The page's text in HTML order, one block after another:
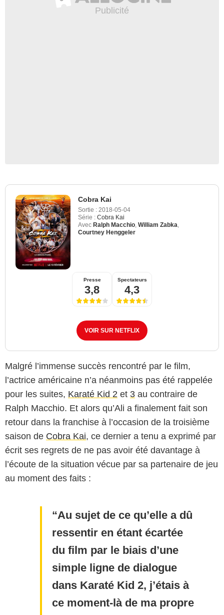
Cobra Kai
Sortie : 2018-05-04
Série : Cobra Kai
Avec Ralph Macchio William Zabka
Courtney Henggeler
Presse
3,8
Spectateurs
4,3
VOIR SUR NETFLIX
Malgré l’immense succès rencontré par le film,
l’actrice américaine n’a néanmoins pas été rappelée
pour les suites, Karaté Kid 2 et 3 au contraire de
Ralph Macchio. Et alors qu’Ali a finalement fait son
retour dans la franchise à l’occasion de la troisième
saison de Cobra Kai, ce dernier a tenu a exprimé par
écrit ses regrets de ne pas avoir été davantage à
l’écoute de la situation vécue par sa partenaire de jeu
au moment des faits :
Au sujet de ce qu’elle a dû
ressentir en étant écartée
du film par le biais d’une
simple ligne de dialogue
dans Karaté Kid 2, j’étais à
ce moment-là de ma propre